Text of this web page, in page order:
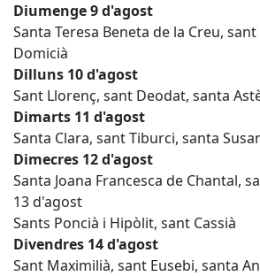
Diumenge 9 d'agost
Santa Teresa Beneta de la Creu,
Domicià
Dilluns 10 d'agost
Sant Llorenç, sant Deodat, santa
Dimarts 11 d'agost
Santa Clara, sant Tiburci, santa
Dimecres 12 d'agost
Santa Joana Francesca de Chantal,
13 d'agost
Sants Poncià i Hipòlit, sant Cassià
Divendres 14 d'agost
Sant Maximilià, sant Eusebi, santa